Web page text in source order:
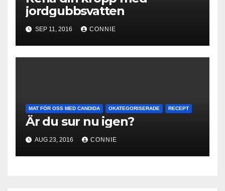
jordgubbsvatten
SEP 11, 2016 CONNIE
MAT FÖR OSS MED CANDIDA OKATEGORISERADE RECEPT
Är du sur nu igen?
AUG 23, 2016 CONNIE